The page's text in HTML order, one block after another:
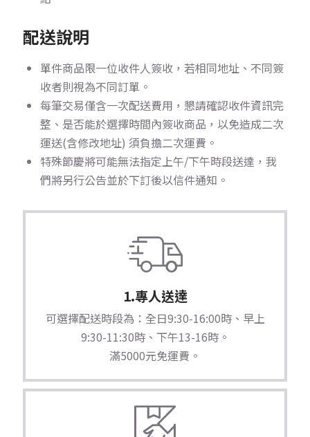
配送說明
單件商品限一位收件人簽收，若相同地址、不同簽
收者則視為不同訂單。
每筆交易僅含一次配送費用，懇請確認收件資訊完
整、是否能於選擇時間內簽收商品，以免造成二次
運送(含修改地址) 須負擔二次運費。
特殊節慶將可能無法指定上午/下午時段送達，我
們將另行公告並於下訂後以信件通知。
1.專人送達
可選擇配送時段為：全日9:30-16:00時、早上
9:30-11:30時、下午13-16時。
滿5000元免運費。